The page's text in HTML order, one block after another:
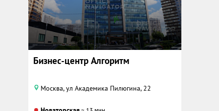
Бизнес-центр Алгоритм
Москва, ул Академика Пилюгина, 22